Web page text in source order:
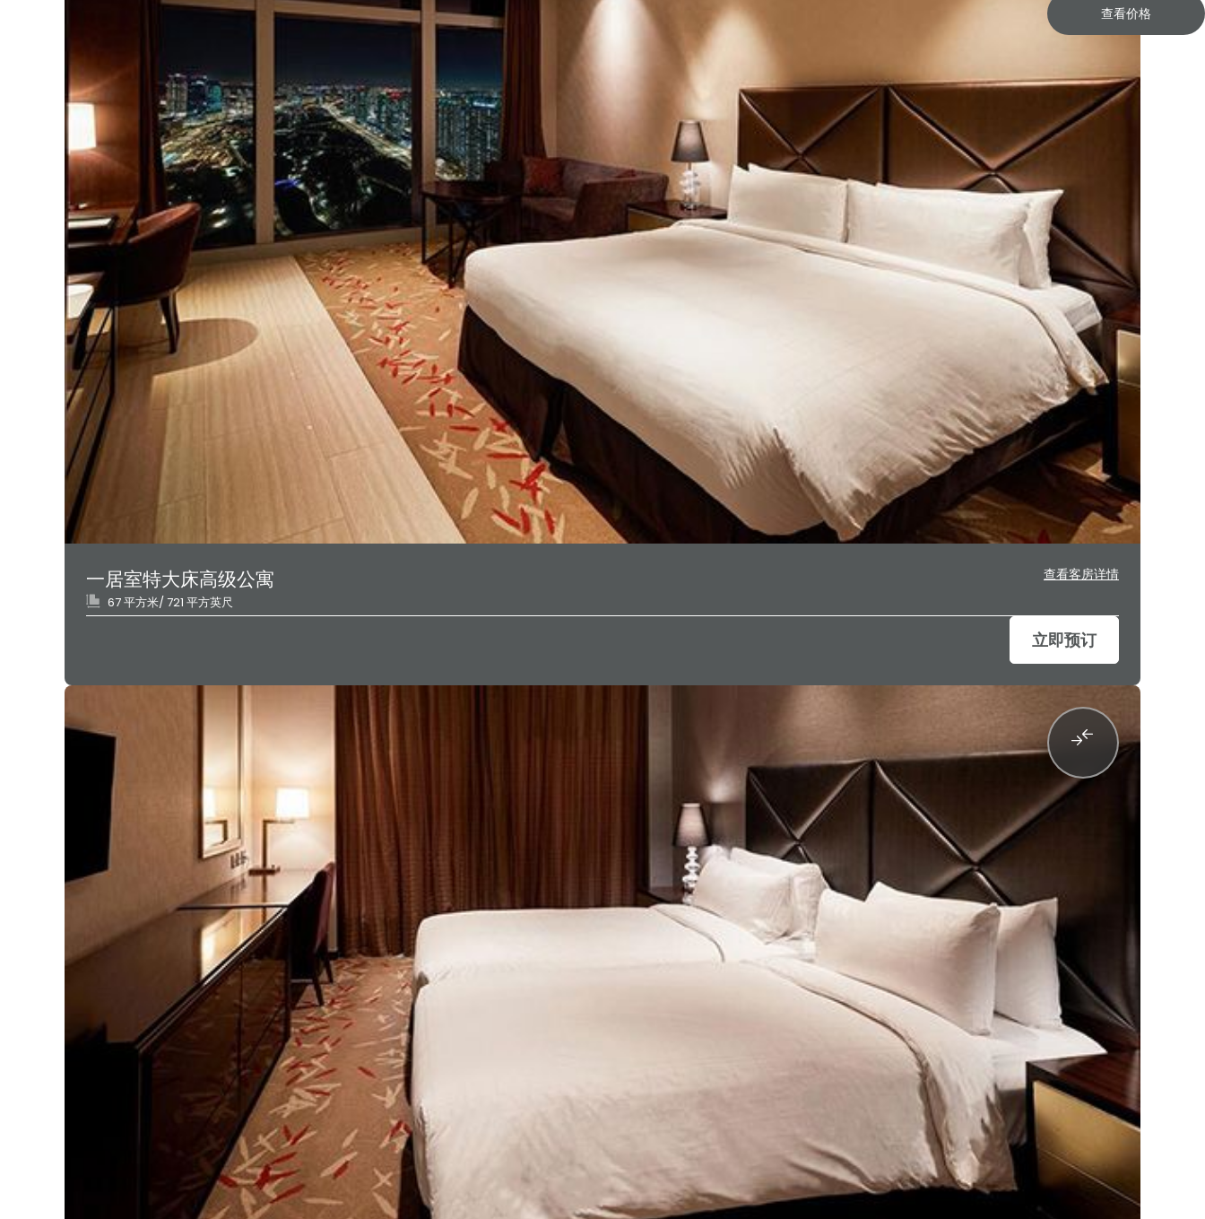
查看价格
一居室特大床高级公寓 查看客房详情
67 平方米/ 721 平方英尺
立即预订